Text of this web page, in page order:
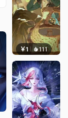
￥1 111